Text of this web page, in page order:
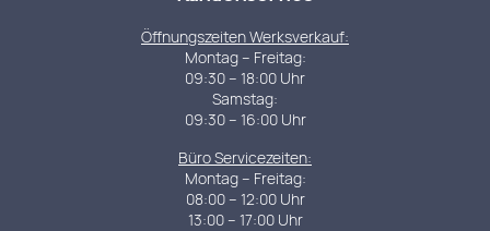
Öffnungszeiten Werksverkauf:
Montag – Freitag:
09:30 – 18:00 Uhr
Samstag:
09:30 – 16:00 Uhr
Büro Servicezeiten:
Montag – Freitag:
08:00 – 12:00 Uhr
13:00 – 17:00 Uhr